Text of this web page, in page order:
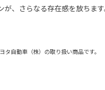
、さらなる存在感を放ちます
自動車（株）の取り扱い商品です。